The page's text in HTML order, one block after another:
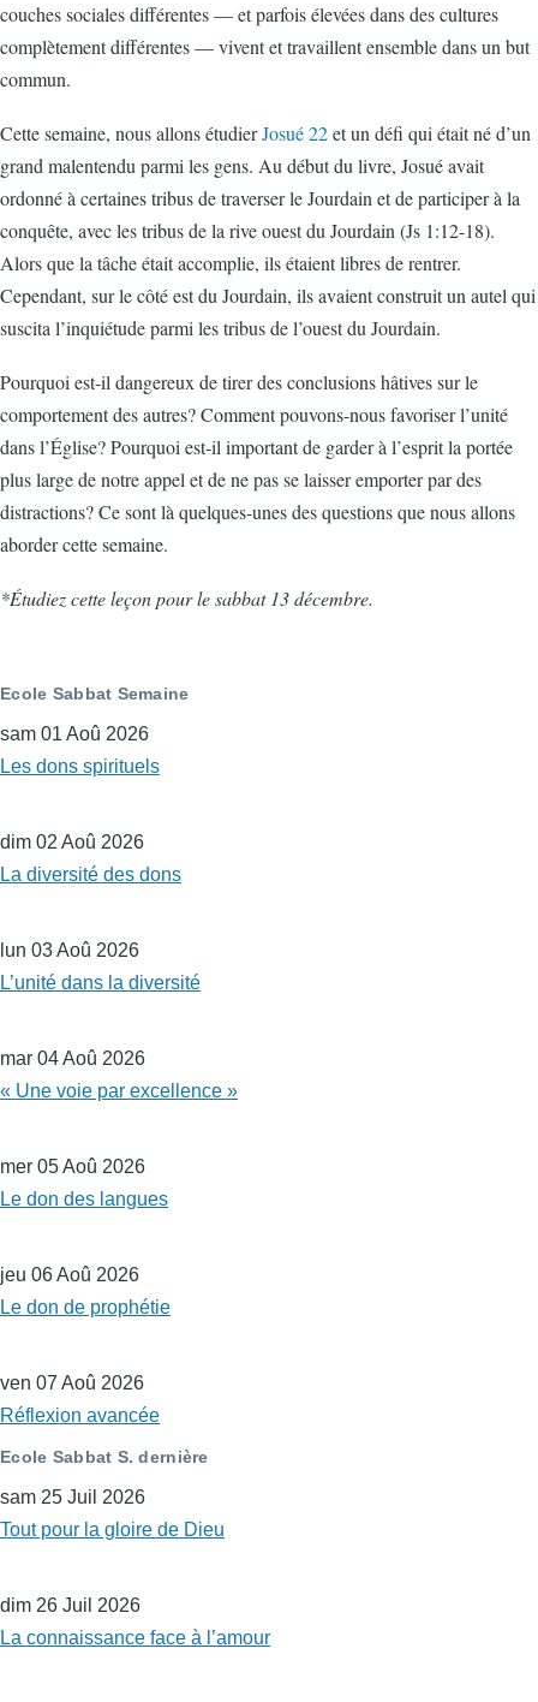
couches sociales différentes — et parfois élevées dans des cultures
complètement différentes — vivent et travaillent ensemble dans un but
commun.
Cette semaine, nous allons étudierJosué 22et un défi qui était né d’un
grand malentendu parmi les gens. Au début du livre, Josué avait
ordonné à certaines tribus de traverser le Jourdain et de participer à la
conquête, avec les tribus de la rive ouest du Jourdain (Js 1:12-18).
Alors que la tâche était accomplie, ils étaient libres de rentrer.
Cependant, sur le côté est du Jourdain, ils avaient construit un autel qui
suscita l’inquiétude parmi les tribus de l’ouest du Jourdain.
Pourquoi est-il dangereux de tirer des conclusions hâtives sur le
comportement des autres? Comment pouvons-nous favoriser l’unité
dans l’Église? Pourquoi est-il important de garder à l’esprit la portée
plus large de notre appel et de ne pas se laisser emporter par des
distractions? Ce sont là quelques-unes des questions que nous allons
aborder cette semaine.
*Étudiez cette leçon pour le sabbat 13 décembre.
Ecole Sabbat Semaine
sam 01 Aoû 2026
Les dons spirituels
dim 02 Aoû 2026
La diversité des dons
lun 03 Aoû 2026
L’unité dans la diversité
mar 04 Aoû 2026
« Une voie par excellence »
mer 05 Aoû 2026
Le don des langues
jeu 06 Aoû 2026
Le don de prophétie
ven 07 Aoû 2026
Réflexion avancée
Ecole Sabbat S. dernière
sam 25 Juil 2026
Tout pour la gloire de Dieu
dim 26 Juil 2026
La connaissance face à l’amour